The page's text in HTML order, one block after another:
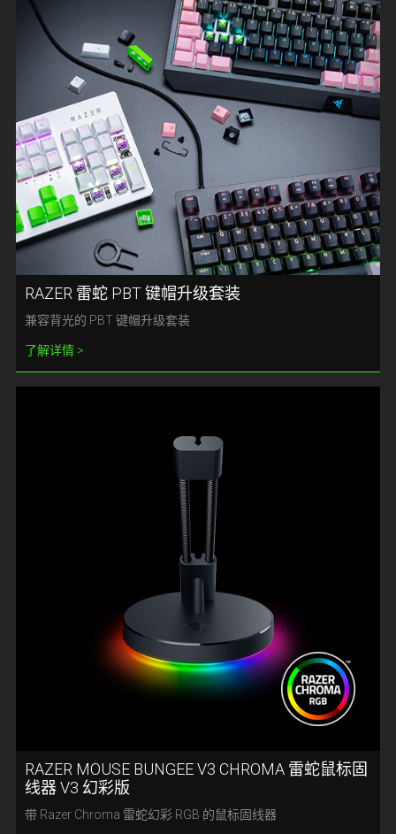
RAZER 雷蛇 PBT 键帽升级套装
兼容背光的 PBT 键帽升级套装
了解详情
RAZER MOUSE BUNGEE V3 CHROMA 雷蛇鼠标固
线器 V3 幻彩版
带 Razer Chroma 雷蛇幻彩 RGB 的鼠标固线器